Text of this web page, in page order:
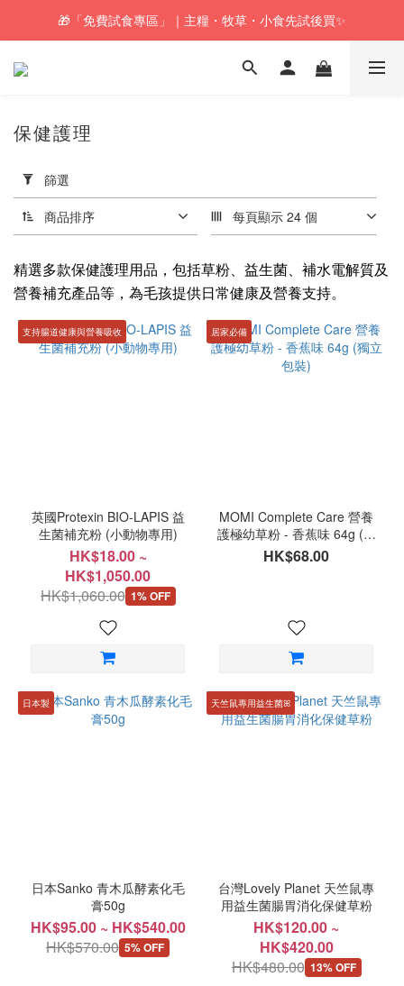
🚚訂單折實$350以上即可享本地包郵📦
🎁「免費試食專區」｜主糧・牧草・小食先試後買✨
🚚訂單折實$350以上即可享本地包郵📦
用
篩
選
(0/20)
人
氣
零
食
推
健
食
去
毛
粉
(8)
保健護理
篩選
商品排序 每頁顯示 24 個
精選多款保健護理用品，包括草粉、益生菌、補水電解質及
營養補充產品等，為毛孩提供日常健康及營養支持。
支持腸道健康與營養吸收
英國Protexin BIO-LAPIS 益
生菌補充粉 (小動物專用)
HK$18.00 ~
HK$1,050.00
HK$1,060.00 1% OFF
居家必備
MOMI Complete Care 營養
護極幼草粉 - 香蕉味 64g (獨
立包裝)
HK$68.00
日本製
日本Sanko 青木瓜酵素化毛
膏50g
HK$95.00 ~ HK$540.00
HK$570.00 5% OFF
天竺鼠專用益生菌ꕤ
台灣Lovely Planet 天竺鼠專
用益生菌腸胃消化保健草粉
HK$120.00 ~
HK$420.00
HK$480.00 13% OFF